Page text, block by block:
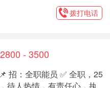
拨打电话
- 3500
招：全职能员 ✅ 全职，25